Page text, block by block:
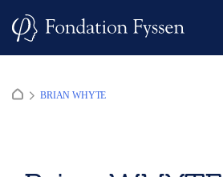
BRIAN WHYTE